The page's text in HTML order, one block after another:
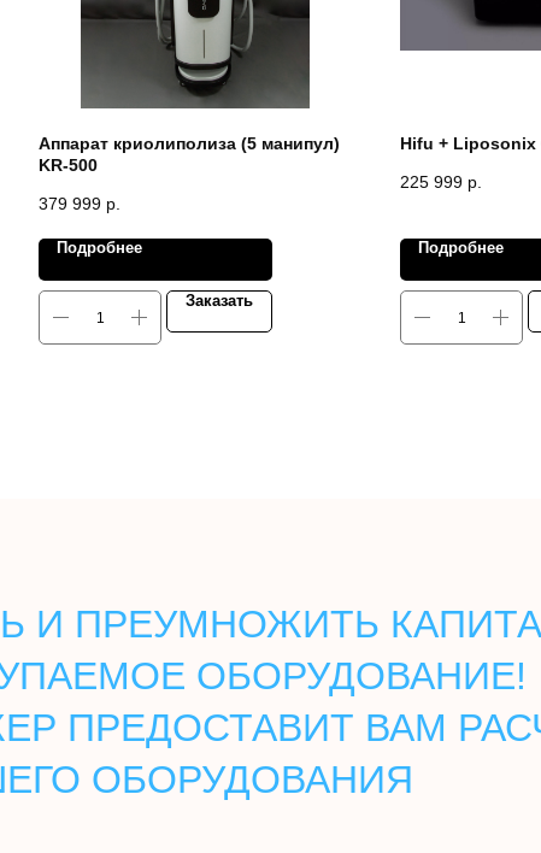
Аппарат криолиполиза (5 манипул)
KR-500
379 999 р.
Подробнее
Заказать
Hifu + Liposonix
225 999 р.
Подробнее
И ПРЕУМНОЖИТЬ
ОБОРУДОВАНИЕ!
ПРЕДОСТАВИТ ВАМ
ОБОРУДОВАНИЯ